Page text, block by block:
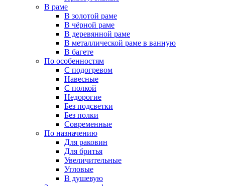
В раме
В золотой раме
В чёрной раме
В деревянной раме
В металлической раме в ванную
В багете
По особенностям
С подогревом
Навесные
С полкой
Недорогие
Без подсветки
Без полки
Современные
По назначению
Для раковин
Для бритья
Увеличительные
Угловые
В душевую